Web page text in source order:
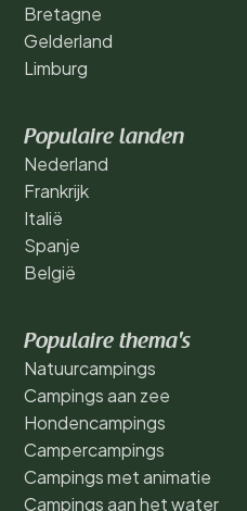
Bretagne
Gelderland
Limburg
Populaire landen
Nederland
Frankrijk
Italië
Spanje
België
Populaire thema's
Natuurcampings
Campings aan zee
Hondencampings
Campercampings
Campings met animatie
Campings aan het water